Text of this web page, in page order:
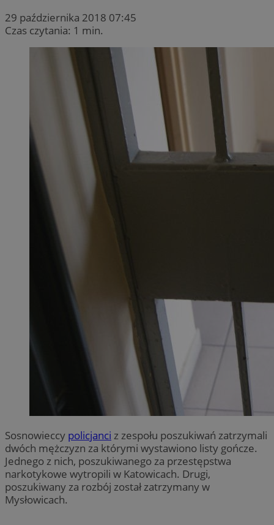
29 października 2018 07:45
Czas czytania: 1 min.
Sosnowieccy policjanci z zespołu poszukiwań zatrzymali
dwóch mężczyzn za którymi wystawiono listy gończe.
Jednego z nich, poszukiwanego za przestępstwa
narkotykowe wytropili w Katowicach. Drugi,
poszukiwany za rozbój został zatrzymany w
Mysłowicach.